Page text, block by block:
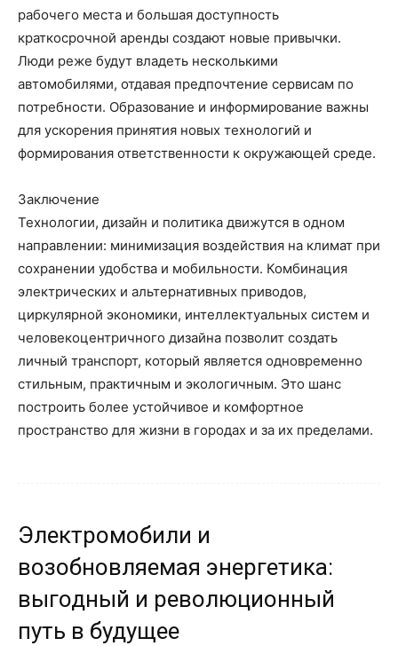
рабочего места и большая доступность
краткосрочной аренды создают новые привычки.
Люди реже будут владеть несколькими
автомобилями, отдавая предпочтение сервисам по
потребности. Образование и информирование важны
для ускорения принятия новых технологий и
формирования ответственности к окружающей среде.
Заключение
Технологии, дизайн и политика движутся в одном
направлении: минимизация воздействия на климат при
сохранении удобства и мобильности. Комбинация
электрических и альтернативных приводов,
циркулярной экономики, интеллектуальных систем и
человекоцентричного дизайна позволит создать
личный транспорт, который является одновременно
стильным, практичным и экологичным. Это шанс
построить более устойчивое и комфортное
пространство для жизни в городах и за их пределами.
Электромобили и
возобновляемая энергетика:
выгодный и революционный
путь в будущее